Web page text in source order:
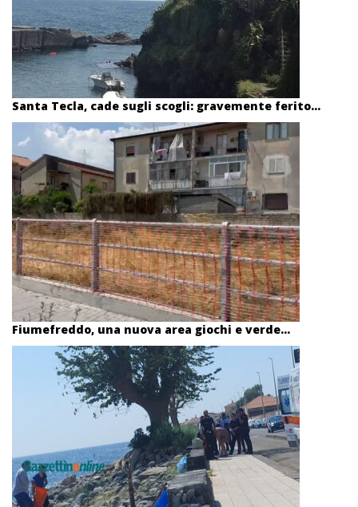
Santa Tecla, cade sugli scogli: gravemente ferito...
Fiumefreddo, una nuova area giochi e verde...